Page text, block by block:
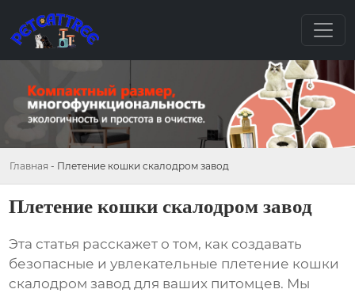
Главная - Плетение кошки скалодром завод
Плетение кошки скалодром завод
Эта статья расскажет о том, как создавать
безопасные и увлекательные плетение кошки
скалодром завод для ваших питомцев. Мы